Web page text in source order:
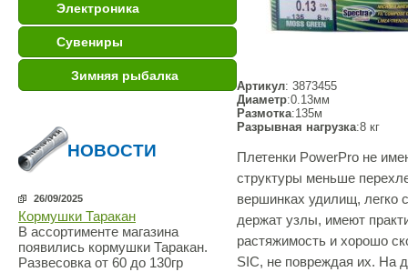
Электроника
Сувениры
Зимняя рыбалка
НОВОСТИ
26/09/2025
Кормушки Таракан
В ассортименте магазина
появились кормушки Таракан.
Развесовка от 60 до 130гр
Артикул: 3873455
Диаметр:0.13мм
Размотка:135м
Разрывная нагрузка:8 кг
Плетенки PowerPro не
структуры меньше
вершинках удилищ, легко
держат узлы, имеют
растяжимость и хорошо
SIC, не повреждая их. На